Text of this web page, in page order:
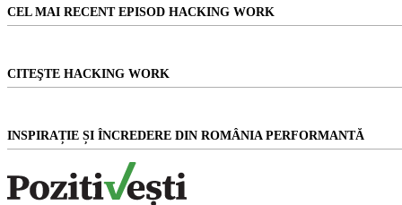
CEL MAI RECENT EPISOD HACKING WORK
CITEŞTE HACKING WORK
INSPIRAȚIE ȘI ÎNCREDERE DIN ROMÂNIA PERFORMANTĂ